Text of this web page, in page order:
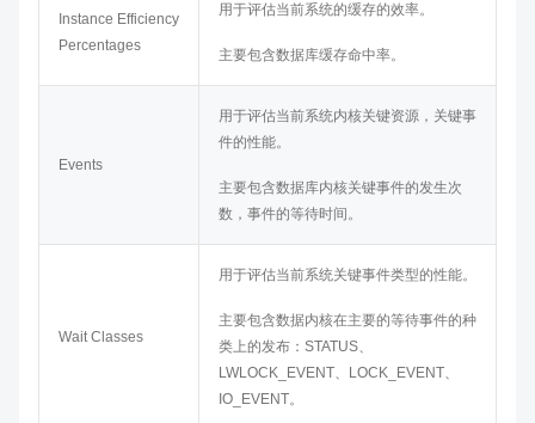
Instance Efficiency
Percentages
用于评估当前系统的缓存的效率。
主要包含数据库缓存命中率。
Events
用于评估当前系统内核关键资源，关键事
件的性能。
主要包含数据库内核关键事件的发生次
数，事件的等待时间。
Wait Classes
用于评估当前系统关键事件类型的性能。
主要包含数据内核在主要的等待事件的种
类上的发布：STATUS、
LWLOCK_EVENT、LOCK_EVENT、
IO_EVENT。